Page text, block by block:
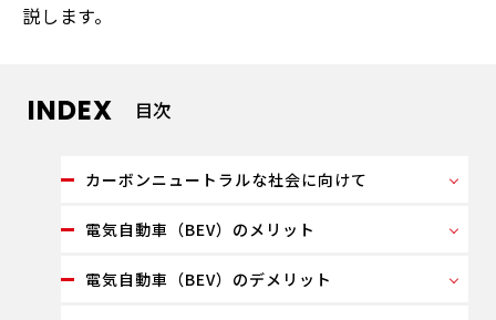
説します。
INDEX 目次
カーボンニュートラルな社会に向けて
電気自動車（BEV）のメリット
電気自動車（BEV）のデメリット